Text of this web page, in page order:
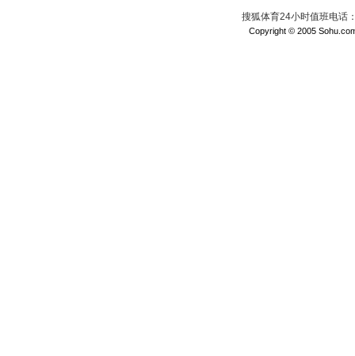
搜狐体育24小时值班电话
Copyright © 2005